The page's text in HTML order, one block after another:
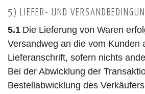
5) LIEFER- UND
5.1 Die Lieferung von Waren
Versandweg an die vom Kunden
Lieferanschrift, sofern nichts
Bei der Abwicklung der
Bestellabwicklung des